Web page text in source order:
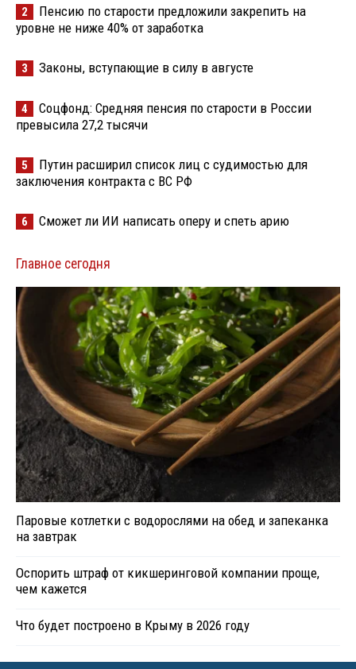
2
Пенсию по старости предложили закрепить на
уровне не ниже 40% от заработка
3 Законы, вступающие в силу в августе
4
Соцфонд: Средняя пенсия по старости в России
превысила 27,2 тысячи
5
Путин расширил список лиц с судимостью для
заключения контракта с ВС РФ
6 Сможет ли ИИ написать оперу и спеть арию
Главное сегодня
Паровые котлетки с водорослями на обед и запеканка
на завтрак
Оспорить штраф от кикшеринговой компании проще,
чем кажется
Что будет построено в Крыму в 2026 году